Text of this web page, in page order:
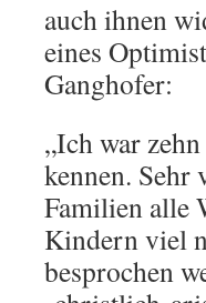
auch ihnen
eines
Ganghofer:
„Ich war
kennen. Sehr
Familien alle
Kindern viel
besprochen